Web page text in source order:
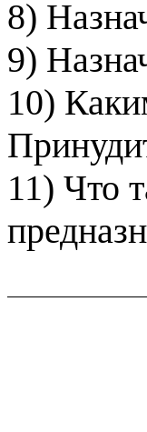
8)
9)
10)
11) Что